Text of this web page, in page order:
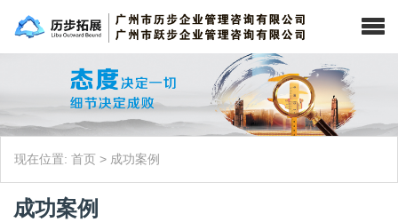
现在位置: 首页 > 成功案例
成功案例